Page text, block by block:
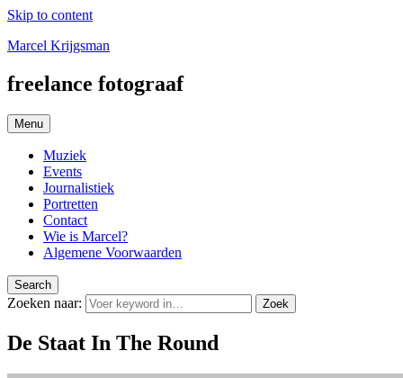
Skip to content
Marcel Krijgsman
freelance fotograaf
Menu
Muziek
Events
Journalistiek
Portretten
Contact
Wie is Marcel?
Algemene Voorwaarden
Search
Zoeken naar: Zoek
De Staat In The Round